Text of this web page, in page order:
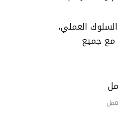
العملي،
مع جميع